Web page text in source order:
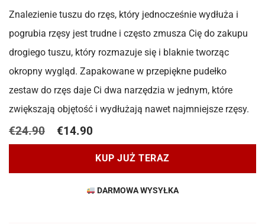
Znalezienie tuszu do rzęs, który jednocześnie wydłuża i
pogrubia rzęsy jest trudne i często zmusza Cię do zakupu
drogiego tuszu, który rozmazuje się i blaknie tworząc
okropny wygląd. Zapakowane w przepiękne pudełko
zestaw do rzęs daje Ci dwa narzędzia w jednym, które
zwiększają objętość i wydłużają nawet najmniejsze rzęsy.
€24.90 €14.90
KUP JUŻ TERAZ
DARMOWA WYSYŁKA